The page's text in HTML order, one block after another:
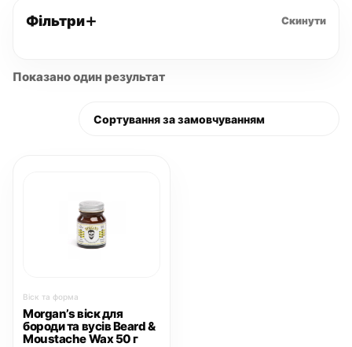
Фільтри Скинути
Показано один результат
Віск та форма
Morgan’s віск для
бороди та вусів Beard &
Moustache Wax 50 г